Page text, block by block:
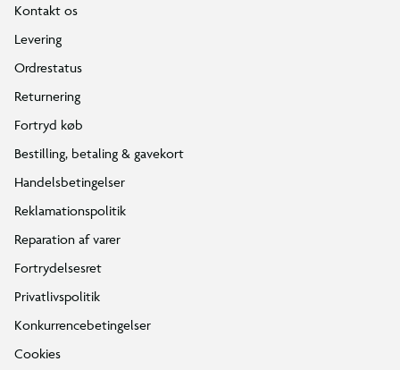
Kontakt os
Levering
Ordrestatus
Returnering
Fortryd køb
Bestilling, betaling & gavekort
Handelsbetingelser
Reklamationspolitik
Reparation af varer
Fortrydelsesret
Privatlivspolitik
Konkurrencebetingelser
Cookies